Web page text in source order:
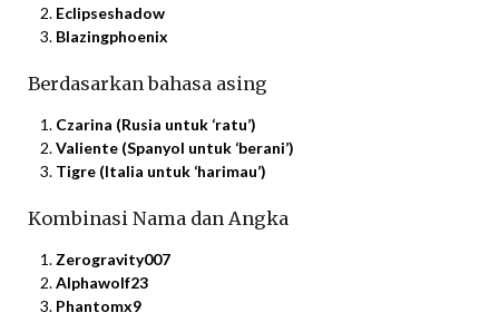
Eclipseshadow
Blazingphoenix
Berdasarkan bahasa asing
Czarina (Rusia untuk ‘ratu’)
Valiente (Spanyol untuk ‘berani’)
Tigre (Italia untuk ‘harimau’)
Kombinasi Nama dan Angka
Zerogravity007
Alphawolf23
Phantomx9